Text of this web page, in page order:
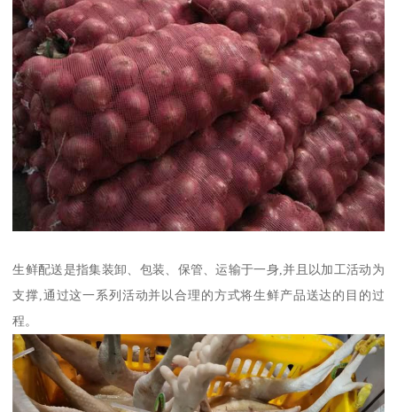
生鲜配送是指集装卸、包装、保管、运输于一身,并且以加工活动为
支撑,通过这一系列活动并以合理的方式将生鲜产品送达的目的过
程。